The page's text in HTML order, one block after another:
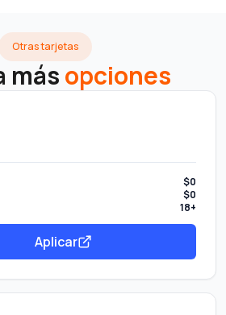
Otras tarjetas
másopciones
$0
$0
18+
Aplicar